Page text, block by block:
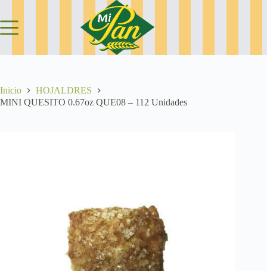
contenido
Inicio
HOJALDRES
MINI QUESITO 0.67oz QUE08 – 112 Unidades